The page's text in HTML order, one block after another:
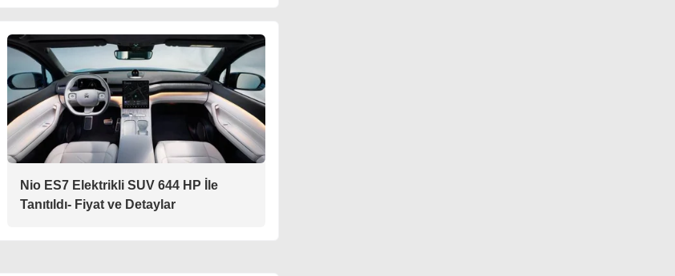
Nio ES7 Elektrikli SUV 644 HP İle
Tanıtıldı- Fiyat ve Detaylar